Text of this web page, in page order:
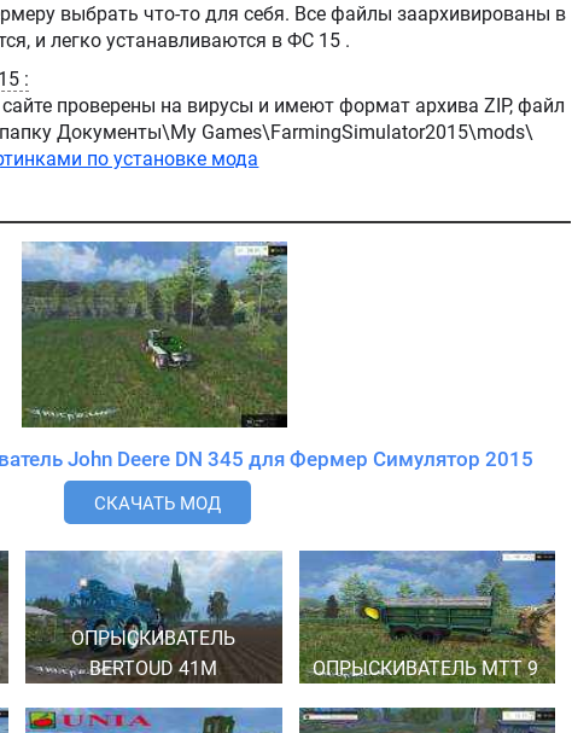
выбрать что-то для себя. Все файлы заархивированы в
архив, легко распаковываются, и легко устанавливаются в ФС 15 .
Как установить мод для FS 15 :
проверены на вирусы и имеют формат архива ZIP, файл
папку Документы\My Games\FarmingSimulator2015\mods\
по установке мода
Скачать мод Опрыскиватель John Deere DN 345 для Фермер Симулятор 2015
СКАЧАТЬ МОД
ОПРЫСКИВАТЕЛЬ
BERTOUD 41M
ОПРЫСКИВАТЕЛЬ MTT 9